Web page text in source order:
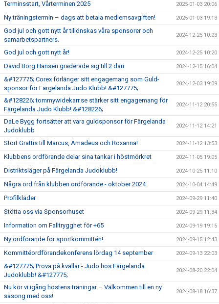
Terminsstart, Vårterminen 2025 2025-01-03 20:06
Ny träningstermin – dags att betala medlemsavgiften! 2025-01-03 19:13
God jul och gott nytt år tillönskas våra sponsorer och
samarbetspartners.
2024-12-25 10:23
God jul och gott nytt år! 2024-12-25 10:20
David Borg Hansen graderade sig till 2 dan 2024-12-15 16:04
&#127775; Corex förlänger sitt engagemang som Guld-
sponsor för Färgelanda Judo Klubb! &#127775;
2024-12-03 19:09
&#128226; tommywidekarr.se stärker sitt engagemang för
Färgelanda Judo Klubb! &#128226;
2024-11-12 20:55
DaLe Bygg fortsätter att vara guldsponsor för Färgelanda
Judoklubb
2024-11-12 14:21
Stort Grattis till Marcus, Amadeus och Roxanna! 2024-11-12 13:53
Klubbens ordförande delar sina tankar i höstmörkret 2024-11-05 19:05
Distriktsläger på Färgelanda Judoklubb! 2024-10-25 11:10
Några ord från klubben ordförande - oktober 2024 2024-10-04 14:49
Profilkläder 2024-09-29 11:40
Stötta oss via Sponsorhuset 2024-09-29 11:34
Information om Falltrygghet för +65 2024-09-19 19:15
Ny ordförande för sportkommittén! 2024-09-15 12:43
Kommittéordförandekonferens lördag 14 september 2024-09-13 22:03
&#127775; Prova på kvällar - Judo hos Färgelanda
Judoklubb! &#127775;
2024-08-20 22:04
Nu kör vi igång höstens träningar – Välkommen till en ny
säsong med oss!
2024-08-18 16:37